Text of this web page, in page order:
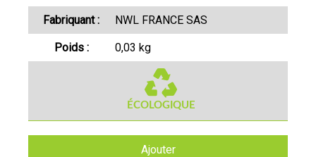
Fabriquant : NWL FRANCE SAS
Poids : 0,03 kg
Ajouter